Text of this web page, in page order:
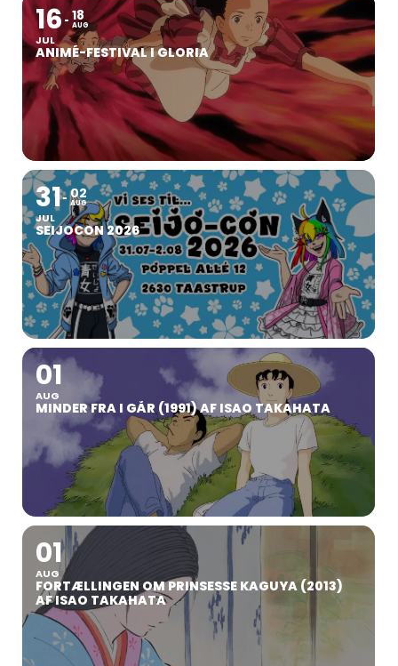
16
JUL
18
AUG
ANIMÉ-FESTIVAL I GLORIA
31
JUL
02
AUG
SEIJOCON 2026
01
AUG
MINDER FRA I GÅR (1991) AF ISAO TAKAHATA
01
AUG
FORTÆLLINGEN OM PRINSESSE KAGUYA (2013)
AF ISAO TAKAHATA